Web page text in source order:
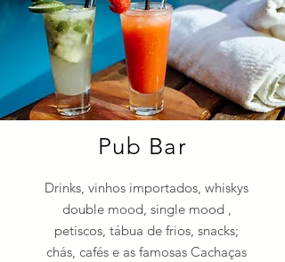
Pub Bar
Drinks, vinhos importados, whiskys
double mood, single mood ,
petiscos, tábua de frios, snacks;
chás, cafés e as famosas Cachaças